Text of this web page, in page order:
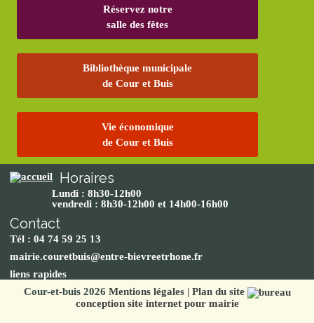
Réservez notre
salle des fêtes
Bibliothèque municipale
de Cour et Buis
Vie économique
de Cour et Buis
Horaires
Lundi : 8h30-12h00
vendredi : 8h30-12h00 et 14h00-16h00
Contact
Tél : 04 74 59 25 13
mairie.couretbuis@entre-bievreetrhone.fr
liens rapides
Cour-et-buis 2026 Mentions légales| Plan du site
conception site internet pour mairie